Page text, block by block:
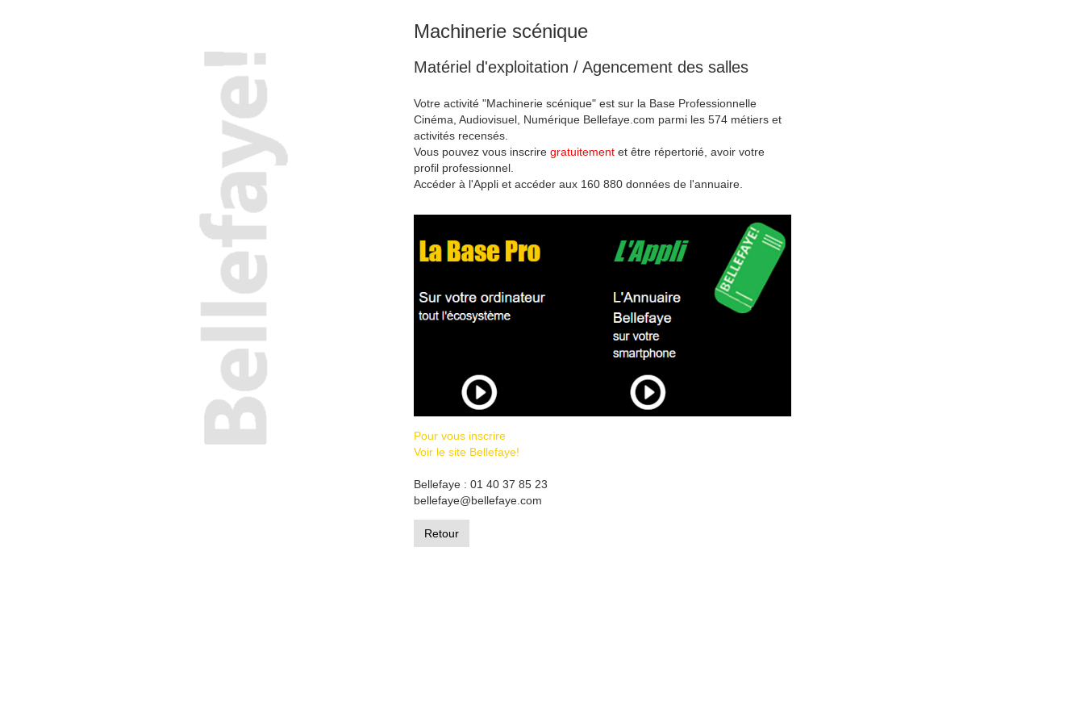
Machinerie scénique
Matériel d'exploitation / Agencement des salles
Votre activité "Machinerie scénique" est sur la Base Professionnelle
Cinéma, Audiovisuel, Numérique Bellefaye.com parmi les 574 métiers et
activités recensés.
Vous pouvez vous inscrire gratuitementet être répertorié, avoir votre
profil professionnel.
Accéder à l'Appli et accéder aux 160 880 données de l'annuaire.
Pour vous inscrire
Voir le site Bellefaye!
Bellefaye : 01 40 37 85 23
bellefaye@bellefaye.com
Retour